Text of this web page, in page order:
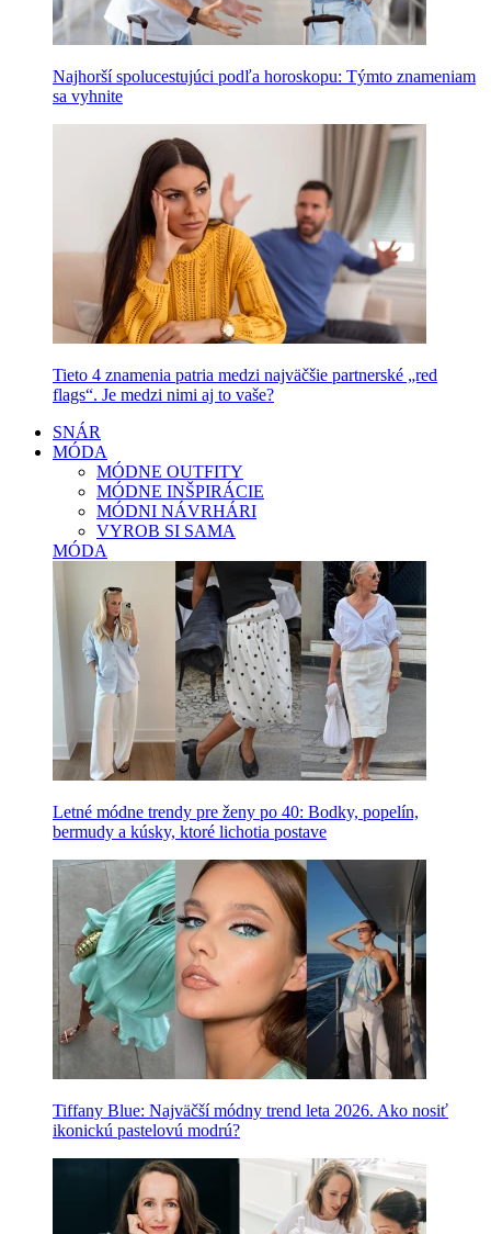
Najhorší spolucestujúci podľa horoskopu: Týmto znameniam
sa vyhnite
Tieto 4 znamenia patria medzi najväčšie partnerské „red
flags“. Je medzi nimi aj to vaše?
SNÁR
MÓDA
MÓDNE OUTFITY
MÓDNE INŠPIRÁCIE
MÓDNI NÁVRHÁRI
VYROB SI SAMA
MÓDA
Letné módne trendy pre ženy po 40: Bodky, popelín,
bermudy a kúsky, ktoré lichotia postave
Tiffany Blue: Najväčší módny trend leta 2026. Ako nosiť
ikonickú pastelovú modrú?